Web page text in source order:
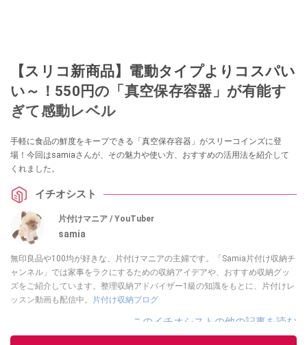
【スリコ新商品】電動タイプよりコスパい
い～！550円の「真空保存容器」が有能す
ぎて感動レベル
手軽に食品の鮮度をキープできる「真空保存容器」がスリーコインズに登
場！今回はsamiaさんが、その魅力や使い方、おすすめの活用法を紹介して
くれました。
イチオシスト
片付けマニア / YouTuber
samia
無印良品や100均が好きな、片付けマニアの主婦です。「Samia片付け収納チ
ャンネル」では家事をラクにするための収納アイデアや、おすすめ収納グッ
ズをご紹介しています。整理収納アドバイザー1級の知識をもとに、片付けレ
ッスン動画も配信中。
片付け収納ブログ
このイチオシストの他の記事を読む